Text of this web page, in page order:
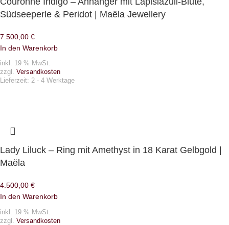
Südseeperle & Peridot | Maëla Jewellery
7.500,00 €
In den Warenkorb
inkl. 19 % MwSt.
zzgl. Versandkosten
Lieferzeit: 2 - 4 Werktage
Lady Liluck – Ring mit Amethyst in 18 Karat Gelbgold |
Maëla
4.500,00 €
In den Warenkorb
inkl. 19 % MwSt.
zzgl. Versandkosten